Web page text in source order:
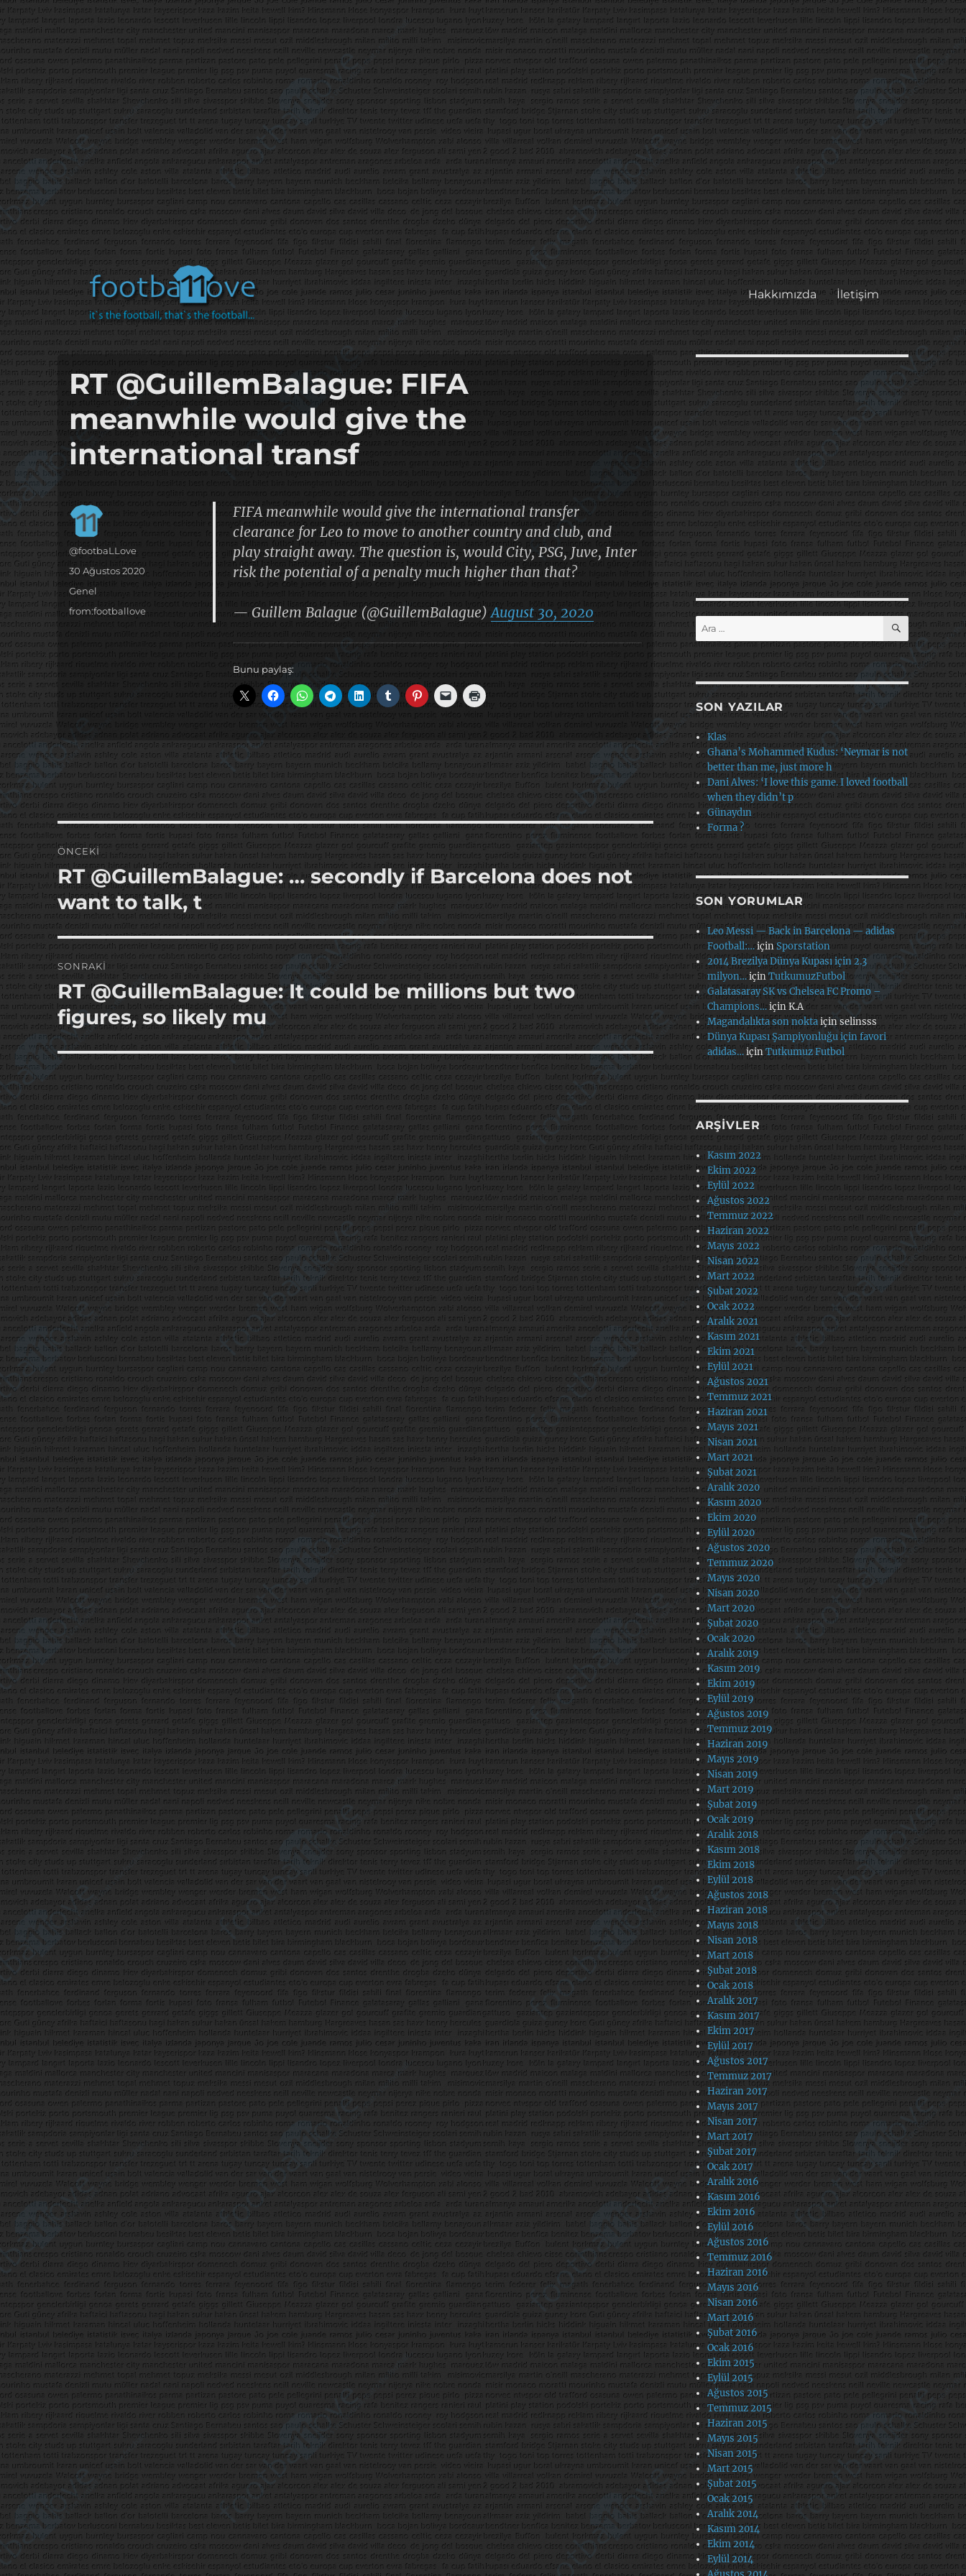
footbaLLove
it's the football, that's the football…
Hakkımızda İletişim
RT @GuillemBalague: FIFA
meanwhile would give the
international transf
FIFA meanwhile would give the international transfer
clearance for Leo to move to another country and club, and
play straight away. The question is, would City, PSG, Juve, Inter
risk the potential of a penalty much higher than that?
— Guillem Balague (@GuillemBalague)August 30, 2020
Bunu paylaş:
Yazar
@footbaLLove
Yayın
tarihi
30 Ağustos 2020
Kategoriler
Genel
Etiketler
from:footballove
Yazı
gezinmesi
ÖNCEKI
Önceki
yazı:
RT @GuillemBalague: … secondly if Barcelona does not
want to talk, t
SONRAKI
Sonraki
yazı:
RT @GuillemBalague: It could be millions but two
figures, so likely mu
Ara: ARA
SON YAZILAR
Klas
Ghana’s Mohammed Kudus: ‘Neymar is not
better than me, just more h
Dani Alves: ‘I love this game. I loved football
when they didn’t p
Günaydın
Forma ?
SON YORUMLAR
Leo Messi — Back in Barcelona — adidas
Football:…içinSporstation
2014 Brezilya Dünya Kupası için 2.3
milyon…içinTutkumuzFutbol
Galatasaray SK vs Chelsea FC Promo –
Champions…içinK.A
Magandalıkta son noktaiçinselinsss
Dünya Kupası Şampiyonluğu için favori
adidas…içinTutkumuz Futbol
ARŞIVLER
Kasım 2022
Ekim 2022
Eylül 2022
Ağustos 2022
Temmuz 2022
Haziran 2022
Mayıs 2022
Nisan 2022
Mart 2022
Şubat 2022
Ocak 2022
Aralık 2021
Kasım 2021
Ekim 2021
Eylül 2021
Ağustos 2021
Temmuz 2021
Haziran 2021
Mayıs 2021
Nisan 2021
Mart 2021
Şubat 2021
Aralık 2020
Kasım 2020
Ekim 2020
Eylül 2020
Ağustos 2020
Temmuz 2020
Mayıs 2020
Nisan 2020
Mart 2020
Şubat 2020
Ocak 2020
Aralık 2019
Kasım 2019
Ekim 2019
Eylül 2019
Ağustos 2019
Temmuz 2019
Haziran 2019
Mayıs 2019
Nisan 2019
Mart 2019
Şubat 2019
Ocak 2019
Aralık 2018
Kasım 2018
Ekim 2018
Eylül 2018
Ağustos 2018
Haziran 2018
Mayıs 2018
Nisan 2018
Mart 2018
Şubat 2018
Ocak 2018
Aralık 2017
Kasım 2017
Ekim 2017
Eylül 2017
Ağustos 2017
Temmuz 2017
Haziran 2017
Mayıs 2017
Nisan 2017
Mart 2017
Şubat 2017
Ocak 2017
Aralık 2016
Kasım 2016
Ekim 2016
Eylül 2016
Ağustos 2016
Temmuz 2016
Haziran 2016
Mayıs 2016
Nisan 2016
Mart 2016
Şubat 2016
Ocak 2016
Ekim 2015
Eylül 2015
Ağustos 2015
Temmuz 2015
Haziran 2015
Mayıs 2015
Nisan 2015
Mart 2015
Şubat 2015
Ocak 2015
Aralık 2014
Kasım 2014
Ekim 2014
Eylül 2014